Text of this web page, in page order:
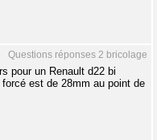
Questions réponses 2 bricolage
pour un Renault d22 bi
est de 28mm au point de